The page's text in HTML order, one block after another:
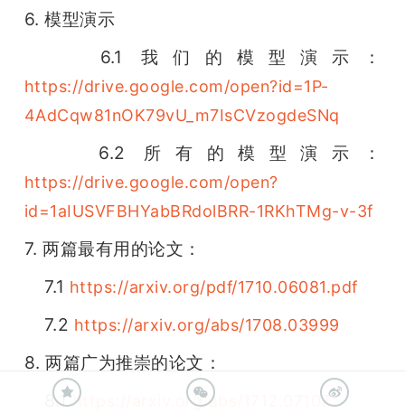
6. 模型演示
6.1 我们的模型演示：
https://drive.google.com/open?id=1P-
4AdCqw81nOK79vU_m7IsCVzogdeSNq
6.2 所有的模型演示：
https://drive.google.com/open?
id=1aIUSVFBHYabBRdolBRR-1RKhTMg-v-3f
7. 两篇最有用的论文：
7.1 https://arxiv.org/pdf/1710.06081.pdf
7.2 https://arxiv.org/abs/1708.03999
8. 两篇广为推崇的论文：
8.1 https://arxiv.org/abs/1712.07107